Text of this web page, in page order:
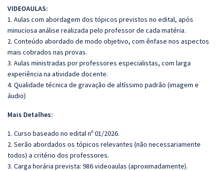
VIDEOAULAS:
1. Aulas com abordagem dos tópicos previstos no edital, após
minuciosa análise realizada pelo professor de cada matéria.
2. Conteúdo abordado de modo objetivo, com ênfase nos aspectos
mais cobrados nas provas.
3. Aulas ministradas por professores especialistas, com larga
experiência na atividade docente.
4. Qualidade técnica de gravação de altíssimo padrão (imagem e
áudio)
Mais Detalhes:
1. Curso baseado no edital nº 01/2026.
2. Serão abordados os tópicos relevantes (não necessariamente
todos) a critério dos professores.
3. Carga horária prevista: 986 videoaulas (aproximadamente).